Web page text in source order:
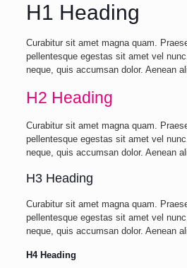
H1 Heading
Curabitur sit amet magna quam.
pellentesque egestas sit amet vel
neque, quis accumsan dolor. Aenean
H2 Heading
Curabitur sit amet magna quam.
pellentesque egestas sit amet vel
neque, quis accumsan dolor. Aenean
H3 Heading
Curabitur sit amet magna quam.
pellentesque egestas sit amet vel
neque, quis accumsan dolor. Aenean
H4 Heading